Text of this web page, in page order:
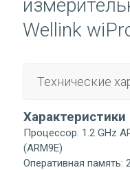
Wellink
Техническиe
Процессор: 1.2 GHz
(ARM9E)
Оперативная память: